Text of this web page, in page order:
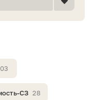
СЗ 28